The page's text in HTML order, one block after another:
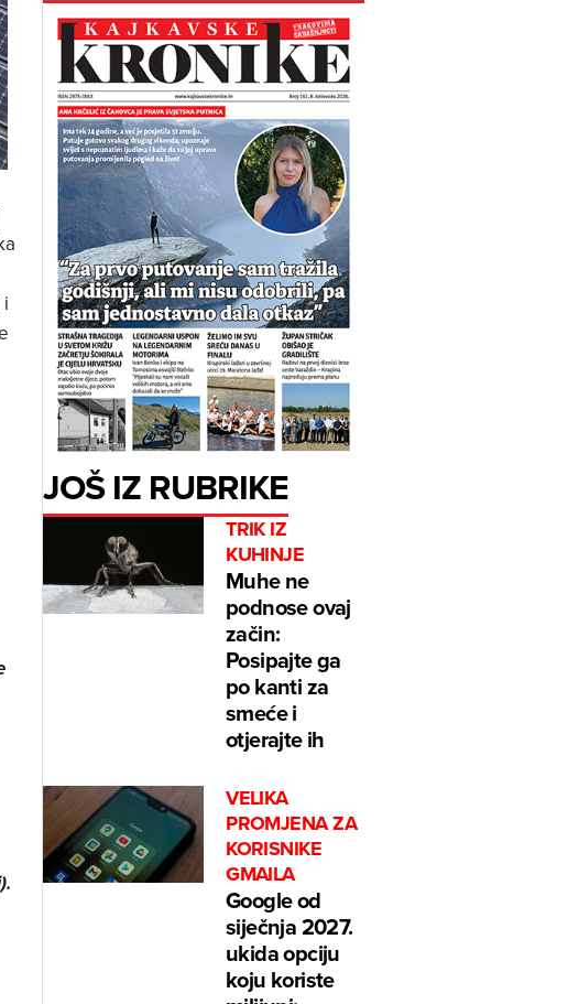
i
JOŠ IZ RUBRIKE
TRIK IZ
KUHINJE
Muhe ne
podnose ovaj
začin:
Posipajte ga
po kanti za
smeće i
otjerajte ih
VELIKA
PROMJENA ZA
KORISNIKE
GMAILA
Google od
siječnja 2027.
ukida opciju
koju koriste